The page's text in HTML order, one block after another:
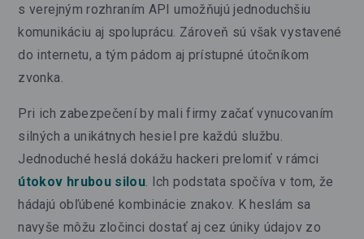
s verejným rozhraním API umožňujú jednoduchšiu
komunikáciu aj spoluprácu. Zároveň sú však vystavené
do internetu, a tým pádom aj prístupné útočníkom
zvonka.
Pri ich zabezpečení by mali firmy začať vynucovaním
silných a unikátnych hesiel pre každú službu.
Jednoduché heslá dokážu hackeri prelomiť v rámci
útokov hrubou silou. Ich podstata spočíva v tom, že
hádajú obľúbené kombinácie znakov. K heslám sa
navyše môžu zločinci dostať aj cez úniky údajov zo